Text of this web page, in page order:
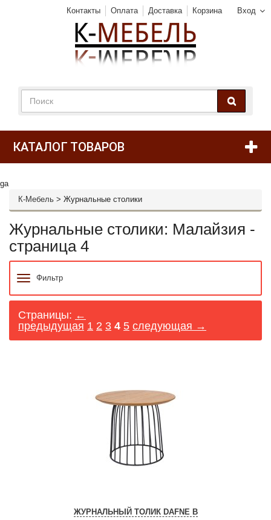
Вход
Контакты Оплата Доставка Корзина
КАТАЛОГ ТОВАРОВ
ga
К-Мебель > Журнальные столики
Журнальные столики: Малайзия -
страница 4
Фильтр
Страницы: ←
предыдущая 1 2 3 4 5 следующая →
ЖУРНАЛЬНЫЙ ТОЛИК DAFNE B